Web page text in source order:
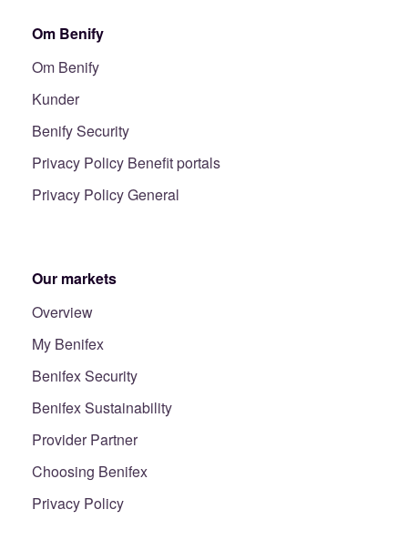
Om Benify
Om Benify
Kunder
Benify Security
Privacy Policy Benefit portals
Privacy Policy General
Our markets
Overview
My Benifex
Benifex Security
Benifex Sustainability
Provider Partner
Choosing Benifex
Privacy Policy